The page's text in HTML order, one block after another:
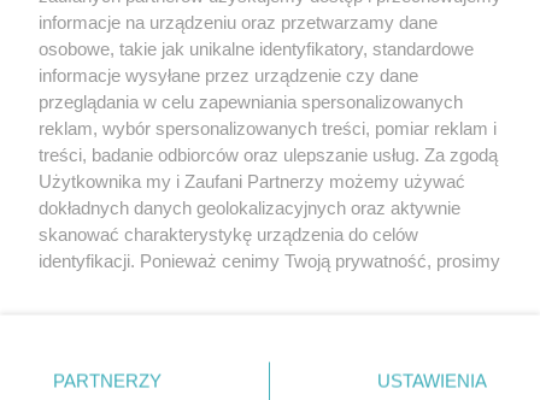
Zapamiętać?
Zaloguj
Zapomniałem hasła
Copyright © 2022 Kurier Szczeciński sp. z o.o.
informacje na urządzeniu oraz przetwarzamy dane
osobowe, takie jak unikalne identyfikatory, standardowe
informacje wysyłane przez urządzenie czy dane
przeglądania w celu zapewniania spersonalizowanych
reklam, wybór spersonalizowanych treści, pomiar reklam i
treści, badanie odbiorców oraz ulepszanie usług. Za zgodą
Użytkownika my i Zaufani Partnerzy możemy używać
dokładnych danych geolokalizacyjnych oraz aktywnie
skanować charakterystykę urządzenia do celów
identyfikacji. Ponieważ cenimy Twoją prywatność, prosimy
prywatności znajdujący się w lewym dolnym rogu strony
. Niektóre rodzaje przetwarzania danych nie wymagają
PARTNERZY USTAWIENIA